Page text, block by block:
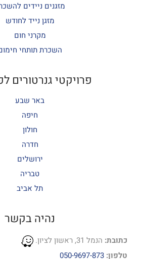
מזגנים ניידים
מזגן נייד לחודש
מקרני חום
השכרת תותחי
פרויקטי גנרטורים
באר שבע
חיפה
חולון
חדרה
ירושלים
טבריה
תל אביב
נהיה בקשר
כתובת: הנמל 31, ראשון לציון.
טלפון: 050-9697-873